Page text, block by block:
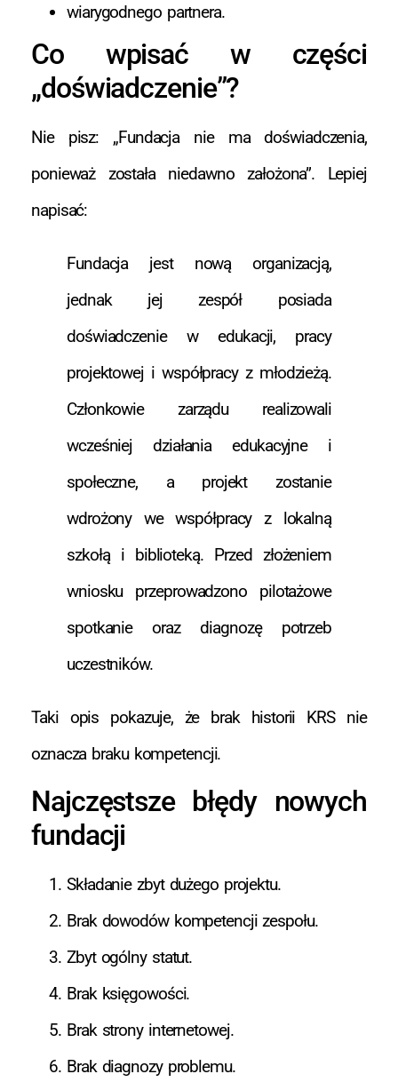
wiarygodnego partnera.
Co wpisać w części
„doświadczenie”?
Nie pisz: „Fundacja nie ma doświadczenia,
ponieważ została niedawno założona”. Lepiej
napisać:
Fundacja jest nową organizacją,
jednak jej zespół posiada
doświadczenie w edukacji, pracy
projektowej i współpracy z młodzieżą.
Członkowie zarządu realizowali
wcześniej działania edukacyjne i
społeczne, a projekt zostanie
wdrożony we współpracy z lokalną
szkołą i biblioteką. Przed złożeniem
wniosku przeprowadzono pilotażowe
spotkanie oraz diagnozę potrzeb
uczestników.
Taki opis pokazuje, że brak historii KRS nie
oznacza braku kompetencji.
Najczęstsze błędy nowych
fundacji
Składanie zbyt dużego projektu.
Brak dowodów kompetencji zespołu.
Zbyt ogólny statut.
Brak księgowości.
Brak strony internetowej.
Brak diagnozy problemu.